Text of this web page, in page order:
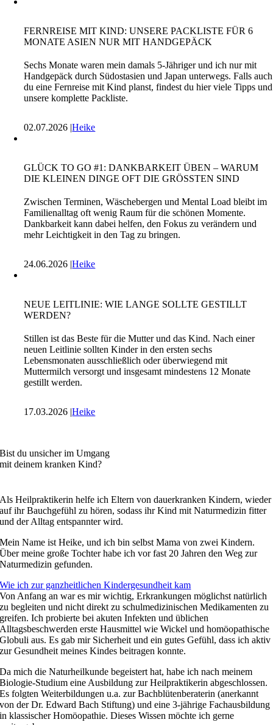
FERNREISE MIT KIND: UNSERE PACKLISTE FÜR 6
MONATE ASIEN NUR MIT HANDGEPÄCK
Sechs Monate waren mein damals 5-Jähriger und ich nur mit
Handgepäck durch Südostasien und Japan unterwegs. Falls auch
du eine Fernreise mit Kind planst, findest du hier viele Tipps und
unsere komplette Packliste.
02.07.2026 |Heike
GLÜCK TO GO #1: DANKBARKEIT ÜBEN – WARUM
DIE KLEINEN DINGE OFT DIE GRÖSSTEN SIND
Zwischen Terminen, Wäschebergen und Mental Load bleibt im
Familienalltag oft wenig Raum für die schönen Momente.
Dankbarkeit kann dabei helfen, den Fokus zu verändern und
mehr Leichtigkeit in den Tag zu bringen.
24.06.2026 |Heike
NEUE LEITLINIE: WIE LANGE SOLLTE GESTILLT
WERDEN?
Stillen ist das Beste für die Mutter und das Kind. Nach einer
neuen Leitlinie sollten Kinder in den ersten sechs
Lebensmonaten ausschließlich oder überwiegend mit
Muttermilch versorgt und insgesamt mindestens 12 Monate
gestillt werden.
17.03.2026 |Heike
Bist du unsicher im Umgang
mit deinem kranken Kind?
Als Heilpraktikerin helfe ich Eltern von dauerkranken Kindern, wieder
auf ihr Bauchgefühl zu hören, sodass ihr Kind mit Naturmedizin fitter
und der Alltag entspannter wird.
Mein Name ist Heike, und ich bin selbst Mama von zwei Kindern.
Über meine große Tochter habe ich vor fast 20 Jahren den Weg zur
Naturmedizin gefunden.
Wie ich zur ganzheitlichen Kindergesundheit kam
Von Anfang an war es mir wichtig, Erkrankungen möglichst natürlich
zu begleiten und nicht direkt zu schulmedizinischen Medikamenten zu
greifen. Ich probierte bei akuten Infekten und üblichen
Alltagsbeschwerden erste Hausmittel wie Wickel und homöopathische
Globuli aus. Es gab mir Sicherheit und ein gutes Gefühl, dass ich aktiv
zur Gesundheit meines Kindes beitragen konnte.
Da mich die Naturheilkunde begeistert hat, habe ich nach meinem
Biologie-Studium eine Ausbildung zur Heilpraktikerin abgeschlossen.
Es folgten Weiterbildungen u.a. zur Bachblütenberaterin (anerkannt
von der Dr. Edward Bach Stiftung) und eine 3-jährige Fachausbildung
in klassischer Homöopathie. Dieses Wissen möchte ich gerne